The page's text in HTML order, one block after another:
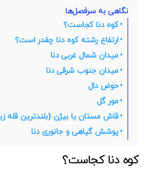
نگاهی به سرفصل‌ها
کوه دنا کجاست؟
ارتفاع رشته کوه دنا چقدر است؟
میدان شمال غربی دنا
میدان جنوب شرقی دنا
حوض دال
مور گل
قاش مستان یا بیژن (بلندترین قله
پوشش گیاهی و جانوری دنا
کوه دنا کجاست؟